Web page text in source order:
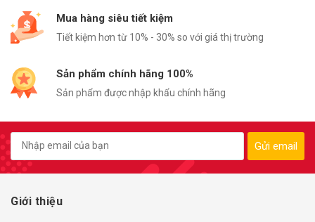
Mua hàng siêu tiết kiệm
Tiết kiệm hơn từ 10% - 30% so với giá thị trường
Sản phẩm chính hãng 100%
Sản phẩm được nhập khẩu chính hãng
Gửi email
Giới thiệu